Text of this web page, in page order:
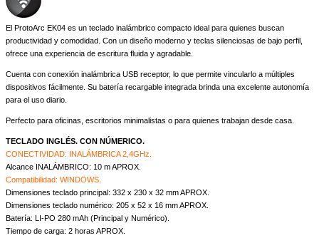
El ProtoArc EK04 es un teclado inalámbrico compacto ideal para quienes buscan
productividad y comodidad. Con un diseño moderno y teclas silenciosas de bajo perfil,
ofrece una experiencia de escritura fluida y agradable.
Cuenta con conexión inalámbrica USB receptor, lo que permite vincularlo a múltiples
dispositivos fácilmente. Su batería recargable integrada brinda una excelente autonomía
para el uso diario.
Perfecto para oficinas, escritorios minimalistas o para quienes trabajan desde casa.
TECLADO INGLÉS. CON NÚMERICO.
CONECTIVIDAD: INALÁMBRICA 2,4GHz.
Alcance INALÁMBRICO: 10 m APROX.
Compatibilidad: WINDOWS.
Dimensiones teclado principal: 332 x 230 x 32 mm APROX.
Dimensiones teclado numérico: 205 x 52 x 16 mm APROX.
Batería: LI-PO 280 mAh (Principal y Numérico).
Tiempo de carga: 2 horas APROX.